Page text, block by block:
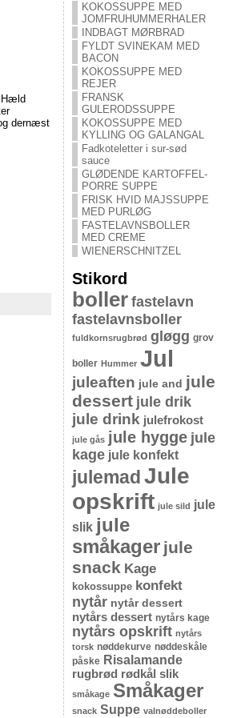
Hæld
dernæst
KOKOSSUPPE MED
JOMFRUHUMMERHALER
INDBAGT MØRBRAD
FYLDT SVINEKAM MED
BACON
KOKOSSUPPE MED
REJER
FRANSK
GULERODSSUPPE
KOKOSSUPPE MED
KYLLING OG GALANGAL
Fadkoteletter i sur-sød
sauce
GLØDENDE KARTOFFEL-
PORRE SUPPE
FRISK HVID MAJSSUPPE
MED PURLØG
FASTELAVNSBOLLER
MED CREME
WIENERSCHNITZEL
Stikord
boller fastelavn
fastelavnsboller
fuldkornsrugbrød gløgg grov
boller Hummer Jul
juleaften jule and jule
dessert jule drik
jule drink julefrokost
jule gås jule hygge jule
kage jule konfekt
julemad Jule
opskrift jule sild jule
slik jule
småkager jule
snack Kage
kokossuppe konfekt
nytår nytår dessert
nytårs dessert nytårs kage
nytårs opskrift nytårs
torsk nøddekurve nøddeskåle
påske Risalamande
rugbrød rødkål slik
småkage Småkager
snack Suppe valnøddeboller